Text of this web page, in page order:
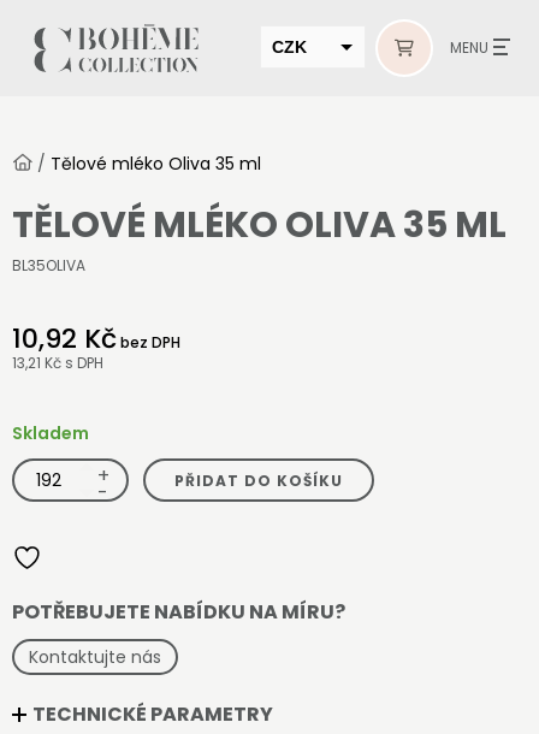
CZK MENU
/ Tělové mléko Oliva 35 ml
TĚLOVÉ MLÉKO OLIVA 35 ML
BL35OLIVA
10,92 Kčbez DPH
13,21 Kč s DPH
Skladem
Tělové
mléko
Oliva
množství
+
- PŘIDAT DO KOŠÍKU
POTŘEBUJETE NABÍDKU NA MÍRU?
Kontaktujte nás
TECHNICKÉ PARAMETRY